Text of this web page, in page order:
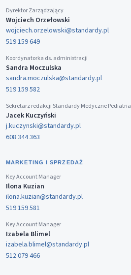
Dyrektor Zarządzający
Wojciech Orzełowski
wojciech.orzelowski@standardy.pl
519 159 649
Koordynatorka ds. administracji
Sandra Moczulska
sandra.moczulska@standardy.pl
519 159 582
Sekretarz redakcji Standardy Medyczne Pediatria
Jacek Kuczyński
j.kuczynski@standardy.pl
608 344 363
MARKETING I SPRZEDAŻ
Key Account Manager
Ilona Kuzian
ilona.kuzian@standardy.pl
519 159 581
Key Account Manager
Izabela Blimel
izabela.blimel@standardy.pl
512 079 466